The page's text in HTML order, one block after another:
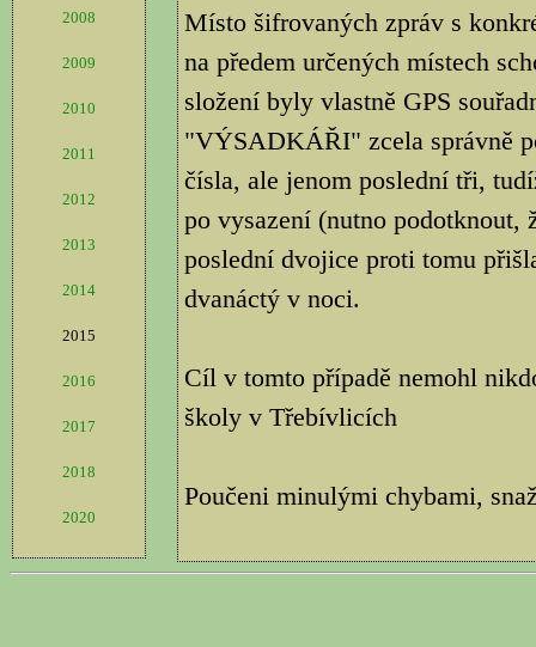
2008
2009
2010
2011
2012
2013
2014
2015
2016
2017
2018
2020
Místo šifrovaných zpráv s
na předem určených místech
složení byly vlastně GPS
"VÝSADKÁŘI" zcela správně
čísla, ale jenom poslední tři,
po vysazení (nutno
poslední dvojice proti tomu
dvanáctý v noci.
Cíl v tomto případě nemohl
školy v Třebívlicích
Poučeni minulými chybami,